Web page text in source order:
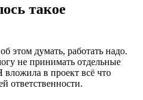
такое
этом думать, работать надо.
не принимать отдельные
в проект всё что
ответственности.